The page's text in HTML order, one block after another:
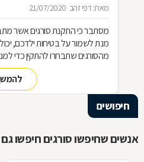
מאת: דפי זהב 21/07/2020
מסתבר כי התקנת סורגים אשר
מהסורגים שתבחרו להתקין כדי
להיכנס לביתכם. אילו סורגים
על בטיחות ילדכם? מדוע חשוב
סורגים מגולוונים? כיצד ניתן למנוע
על הסורגים? כל הטיפים לפניכםחיפושים
אנשים שחיפשו סורגים חיפשו גם